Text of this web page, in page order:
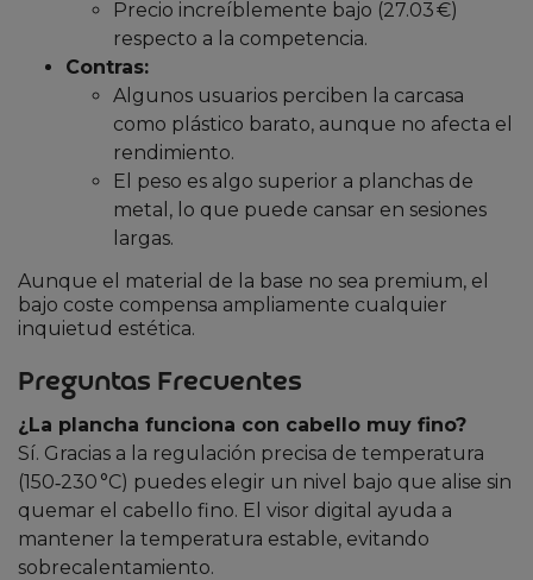
Precio increíblemente bajo (27.03 €)
respecto a la competencia.
Contras:
Algunos usuarios perciben la carcasa
como plástico barato, aunque no afecta el
rendimiento.
El peso es algo superior a planchas de
metal, lo que puede cansar en sesiones
largas.
Aunque el material de la base no sea premium, el
bajo coste compensa ampliamente cualquier
inquietud estética.
Preguntas Frecuentes
¿La plancha funciona con cabello muy fino?
Sí. Gracias a la regulación precisa de temperatura
(150‑230 °C) puedes elegir un nivel bajo que alise sin
quemar el cabello fino. El visor digital ayuda a
mantener la temperatura estable, evitando
sobrecalentamiento.